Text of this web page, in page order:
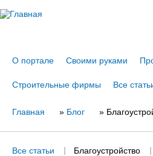
О портале Своими руками
Строительные фирмы Все
Вы
здесь
Главная » Блог »
Все статьи Благоустройство